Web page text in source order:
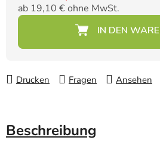
ab 19,10 €ohne MwSt.
Drucken Fragen Ansehen
Beschreibung